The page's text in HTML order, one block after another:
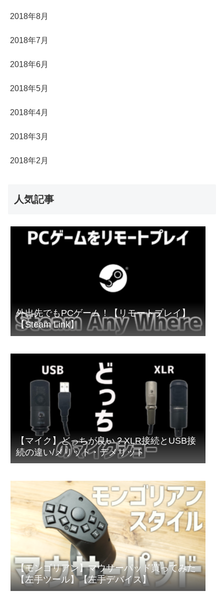
2018年8月
2018年7月
2018年6月
2018年5月
2018年4月
2018年3月
2018年2月
人気記事
外出先でもPCゲーム！【リモートプレイ】
【Steam Link】
【マイク】どっちが良い？XLR接続とUSB接
続の違い/メリット・デメリット
【モンゴリアン】マウサーパッド買ってみた
【左手ツール】【左手デバイス】